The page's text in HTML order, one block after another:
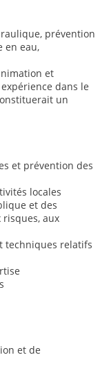
prévention
en eau,
et
dans le
un
et prévention des
locales
et des
risques, aux
techniques relatifs
et de